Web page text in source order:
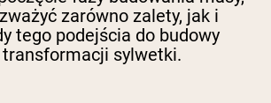
zarówno zalety, jak i
tego podejścia do budowy
sylwetki.